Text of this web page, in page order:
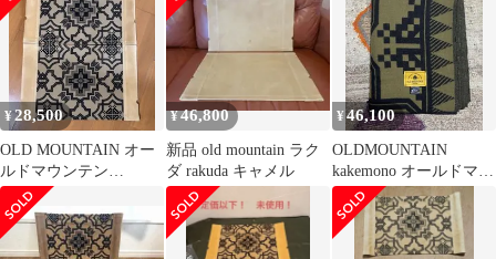
¥28,500
OLD MOUNTAIN オー
ルドマウンテン
GARAKUDA
¥46,800
新品 old mountain ラク
ダ rakuda キャメル
¥46,100
OLDMOUNTAIN
kakemono オールドマウ
ンテン カケモノ